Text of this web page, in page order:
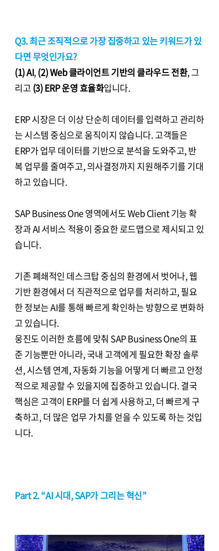
Q3. 최근 조직적으로 가장 집중하고 있는 키워드가 있
다면 무엇인가요?
(1) AI,(2) Web 클라이언트 기반의 클라우드 전환, 그
리고(3) ERP 운영 효율화입니다.
ERP 시장은 더 이상 단순히 데이터를 입력하고 관리하
는 시스템 중심으로 움직이지 않습니다. 고객들은
ERP가 업무 데이터를 기반으로 분석을 도와주고, 반
복 업무를 줄여주고, 의사결정까지 지원해주기를 기대
하고 있습니다.
SAP Business One 영역에서도 Web Client 기능 확
장과 AI 서비스 적용이 중요한 로드맵으로 제시되고 있
습니다.
기존 폐쇄적인 데스크탑 중심의 환경에서 벗어나, 웹
기반 환경에서 더 직관적으로 업무를 처리하고, 필요
한 정보는 AI를 통해 빠르게 확인하는 방향으로 변화하
고 있습니다.
웅진도 이러한 흐름에 맞춰 SAP Business One의 표
준 기능뿐만 아니라, 국내 고객에게 필요한 확장 솔루
션, 시스템 연계, 자동화 기능을 어떻게 더 빠르고 안정
적으로 제공할 수 있을지에 집중하고 있습니다. 결국
핵심은 고객이 ERP를 더 쉽게 사용하고, 더 빠르게 구
축하고, 더 많은 업무 가치를 얻을 수 있도록 하는 것입
니다.
Part 2. “AI 시대, SAP가 그리는 혁신”